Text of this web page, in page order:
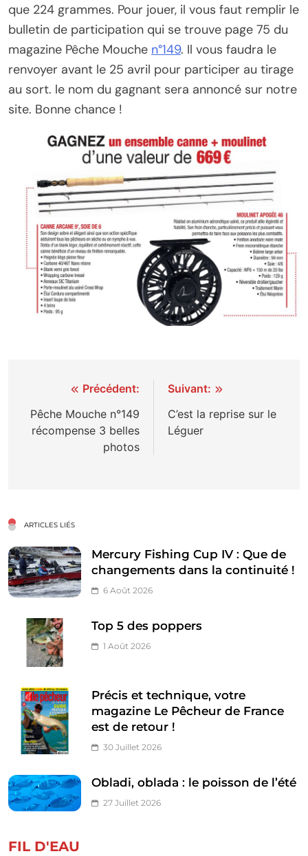
que 224 grammes. Pour jouer, il vous faut remplir le
bulletin de participation qui se trouve page 75 du
magazine Pêche Mouche n°149. Il vous faudra le
renvoyer avant le 25 avril pour participer au tirage
au sort. le nom du gagnant sera annoncé sur notre
site. Bonne chance !
Navigation
de
l’article
Précédent:
Pêche Mouche n°149
récompense 3 belles
photos
Suivant:
C’est la reprise sur le
Léguer
ARTICLES LIÉS
Mercury Fishing Cup IV : Que de
changements dans la continuité !
6 Août 2026
Top 5 des poppers
1 Août 2026
Précis et technique, votre
magazine Le Pêcheur de France
est de retour !
30 Juillet 2026
Obladi, oblada : le poisson de l’été
27 Juillet 2026
FIL D'EAU